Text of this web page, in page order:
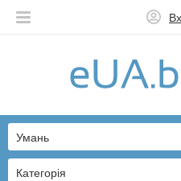
Українська
Категорія
Умань